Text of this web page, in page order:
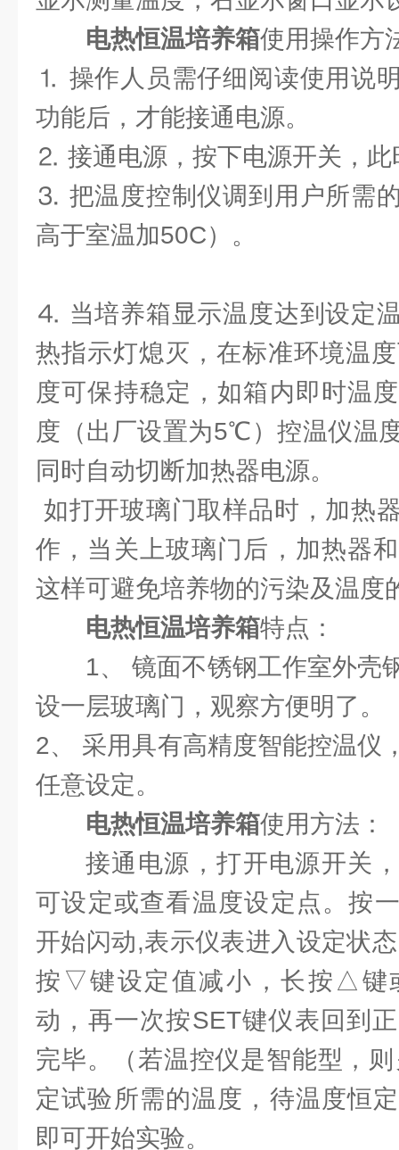
电热恒温培养箱使用操作方
⒈ 操作人员需仔细阅读使用说
功能后，才能接通电源。
⒉ 接通电源，按下电源开关，此
⒊ 把温度控制仪调到用户所需
高于室温加50C）。
⒋ 当培养箱显示温度达到设定
热指示灯熄灭，在标准环境温
度可保持稳定，如箱内即时温
度（出厂设置为5℃）控温仪温
同时自动切断加热器电源。
如打开玻璃门取样品时，加热
作，当关上玻璃门后，加热器
这样可避免培养物的污染及温度
电热恒温培养箱特点：
1、 镜面不锈钢工作室外壳
设一层玻璃门，观察方便明了。
2、 采用具有高精度智能控温仪
任意设定。
电热恒温培养箱使用方法：
接通电源，打开电源开关
可设定或查看温度设定点。按
开始闪动,表示仪表进入设定状
按▽键设定值减小，长按△键
动，再一次按SET键仪表回到
完毕。（若温控仪是智能型，
定试验所需的温度，待温度恒
即可开始实验。